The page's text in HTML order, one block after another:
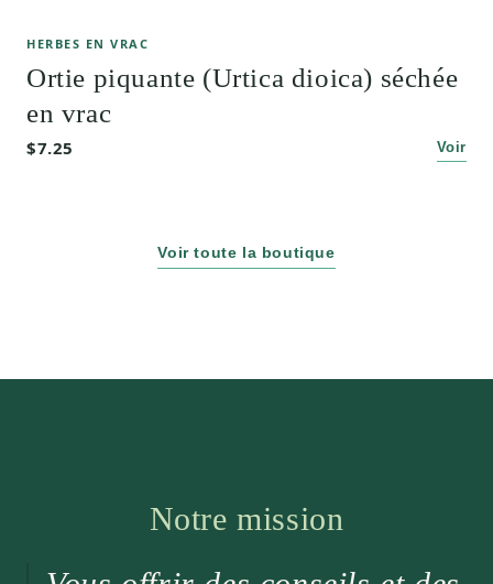
HERBES EN VRAC
Ortie piquante (Urtica dioica) séchée
en vrac
$7.25 Voir
Voir toute la boutique
Notre mission